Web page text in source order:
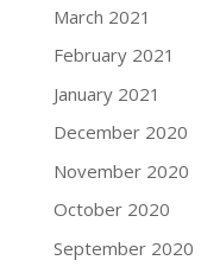
March 2021
February 2021
January 2021
December 2020
November 2020
October 2020
September 2020